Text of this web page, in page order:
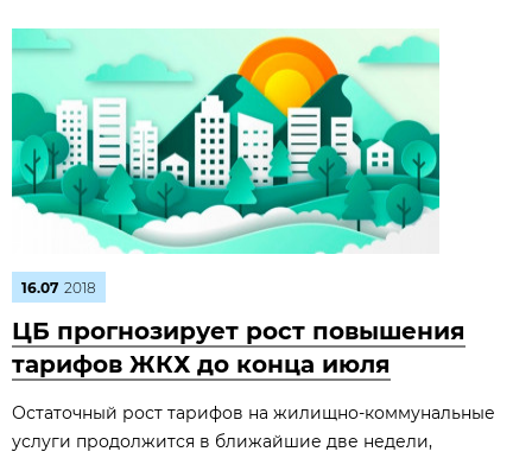
16.07 2018
ЦБ прогнозирует рост повышения
тарифов ЖКХ до конца июля
Остаточный рост тарифов на жилищно-коммунальные
услуги продолжится в ближайшие две недели,